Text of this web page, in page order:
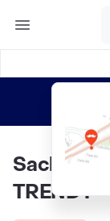
Sachet
TRENDY